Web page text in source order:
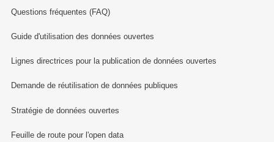
Questions fréquentes (FAQ)
Guide d'utilisation des données ouvertes
Lignes directrices pour la publication de données ouvertes
Demande de réutilisation de données publiques
Stratégie de données ouvertes
Feuille de route pour l'open data